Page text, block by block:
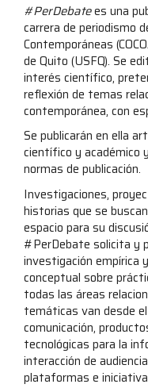
#PerDebatees una
carrera de periodismo
Contemporáneas
de Quito (USFQ). Se
interés científico,
reflexión de temas
contemporánea, con
Se publicarán en ella
científico y académico
normas de publicación.
Investigaciones,
historias que se
espacio para su
#PerDebate solicita y
investigación empírica
conceptual sobre
todas las áreas
temáticas van desde
comunicación,
tecnológicas para la
interacción de
plataformas e